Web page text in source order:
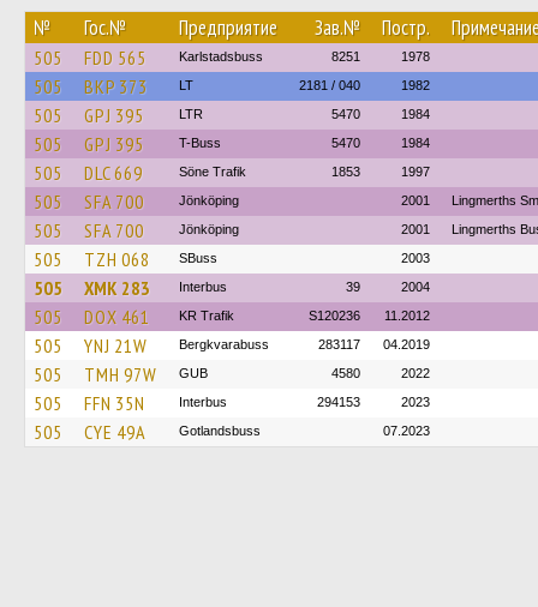
№ Гос.№ Предприятие Зав.№ Постр.
505 FDD 565 Karlstadsbuss 8251 1978
505 BKP 373 LT 2181 / 040 1982
505 GPJ 395 LTR 5470 1984
505 GPJ 395 T-Buss 5470 1984
505 DLC 669 Söne Trafik 1853 1997
505 SFA 700 Jönköping 2001 Lingmerths
505 SFA 700 Jönköping 2001 Lingmerths
505 TZH 068 SBuss 2003
505 XMK 283 Interbus 39 2004
505 DOX 461 KR Trafik S120236 11.2012
505 YNJ 21W Bergkvarabuss 283117 04.2019
505 TMH 97W GUB 4580 2022
505 FFN 35N Interbus 294153 2023
505 CYE 49A Gotlandsbuss 07.2023